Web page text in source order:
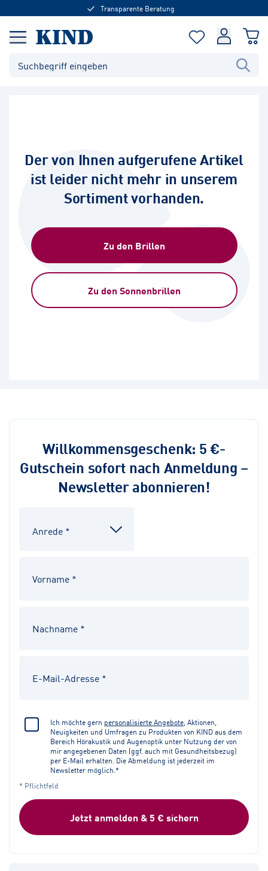
Transparente Beratung
Der von Ihnen aufgerufene Artikel
ist leider nicht mehr in unserem
Sortiment vorhanden.
Zu den Brillen
Zu den Sonnenbrillen
Willkommensgeschenk: 5 €-
Gutschein sofort nach Anmeldung –
Newsletter abonnieren!
Ich möchte gern personalisierte Angebote, Aktionen,
Neuigkeiten und Umfragen zu Produkten von KIND aus dem
Bereich Hörakustik und Augenoptik unter Nutzung der von
mir angegebenen Daten (ggf. auch mit Gesundheitsbezug)
per E-Mail erhalten. Die Abmeldung ist jederzeit im
Newsletter möglich.*
* Pflichtfeld
Jetzt anmelden & 5 € sichern